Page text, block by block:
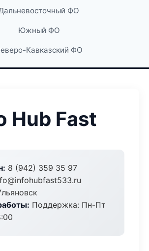
ФО
Южный ФО
Кавказский ФО
Hub Fast
8 (942) 359 35 97
Поддержка: Пн-Пт